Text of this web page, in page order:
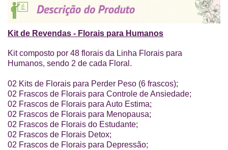
Kit de Revendas - Florais para Humanos
Kit composto por 48 florais da Linha Florais para
Humanos, sendo 2 de cada Floral.
02 Kits de Florais para Perder Peso (6 frascos);
02 Frascos de Florais para Controle de Ansiedade;
02 Frascos de Florais para Auto Estima;
02 Frascos de Florais para Menopausa;
02 Frascos de Florais do Estudante;
02 Frascos de Florais Detox;
02 Frascos de Florais para Depressão;